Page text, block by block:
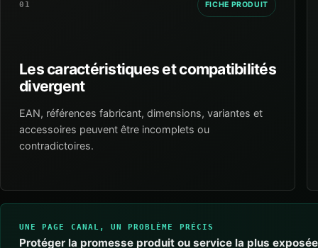
01 FICHE PRODUIT
Les caractéristiques et compatibilités
divergent
EAN, références fabricant, dimensions, variantes et
accessoires peuvent être incomplets ou
contradictoires.
UNE PAGE CANAL, UN PROBLÈME PRÉCIS
Protéger la promesse produit ou service la plus